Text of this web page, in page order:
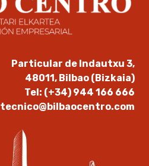
Particular de Indautxu 3,
48011, Bilbao (Bizkaia)
Tel: (+34) 944 166 666
tecnico@bilbaocentro.com